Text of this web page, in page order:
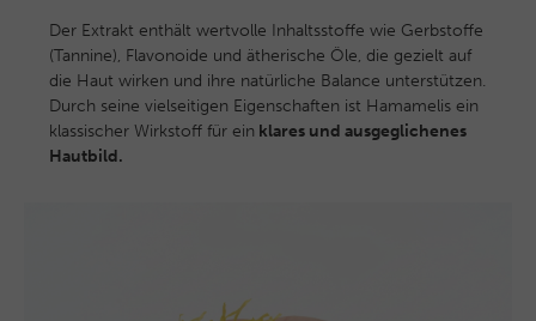
Der Extrakt enthält wertvolle Inhaltsstoffe wie Gerbstoffe
(Tannine), Flavonoide und ätherische Öle, die gezielt auf
die Haut wirken und ihre natürliche Balance unterstützen.
Durch seine vielseitigen Eigenschaften ist Hamamelis ein
klassischer Wirkstoff für ein klares und ausgeglichenes
Hautbild.